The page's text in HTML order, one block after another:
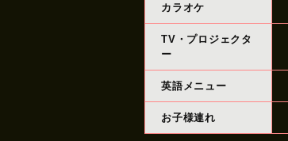
カラオケ
TV・プロジェクタ
ー
英語メニュー
お子様連れ